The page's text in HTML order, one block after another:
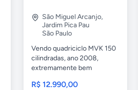
São Miguel Arcanjo,
Jardim Pica Pau
São Paulo
Vendo quadriciclo MVK 150
cilindradas, ano 2008,
extremamente bem
R$ 12.990,00